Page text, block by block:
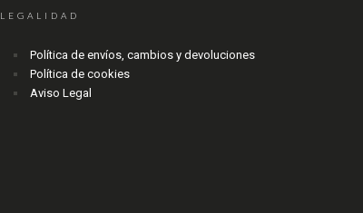
LEGALIDAD
Política de envíos, cambios y devoluciones
Política de cookies
Aviso Legal